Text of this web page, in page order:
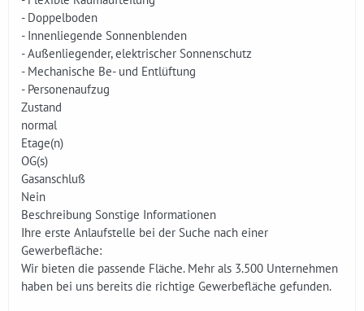
- Doppelboden
- Innenliegende Sonnenblenden
- Außenliegender, elektrischer Sonnenschutz
- Mechanische Be- und Entlüftung
- Personenaufzug
Zustand
normal
Etage(n)
OG(s)
Gasanschluß
Nein
Beschreibung Sonstige Informationen
Ihre erste Anlaufstelle bei der Suche nach einer
Gewerbefläche:
Wir bieten die passende Fläche. Mehr als 3.500 Unternehmen
haben bei uns bereits die richtige Gewerbefläche gefunden.